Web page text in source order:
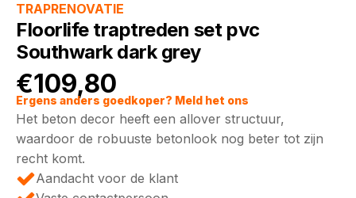
TRAPRENOVATIE
Floorlife traptreden set pvc
Southwark dark grey
€109,80
Ergens anders goedkoper? Meld het ons
Het beton decor heeft een allover structuur,
waardoor de robuuste betonlook nog beter tot zijn
recht komt.
Aandacht voor de klant